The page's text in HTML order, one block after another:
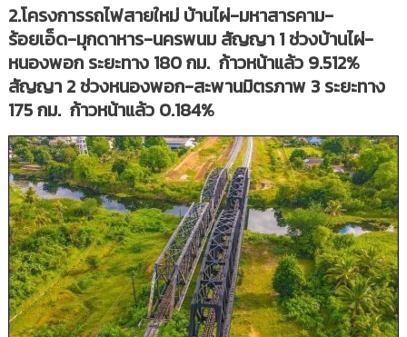
2.โครงการรถไฟสายใหม่ บ้านไผ่-มหาสารคาม-
ร้อยเอ็ด-มุกดาหาร-นครพนม สัญญา 1 ช่วงบ้านไผ่-
หนองพอก ระยะทาง 180 กม. ก้าวหน้าแล้ว 9.512%
สัญญา 2 ช่วงหนองพอก-สะพานมิตรภาพ 3 ระยะทาง
175 กม. ก้าวหน้าแล้ว 0.184%